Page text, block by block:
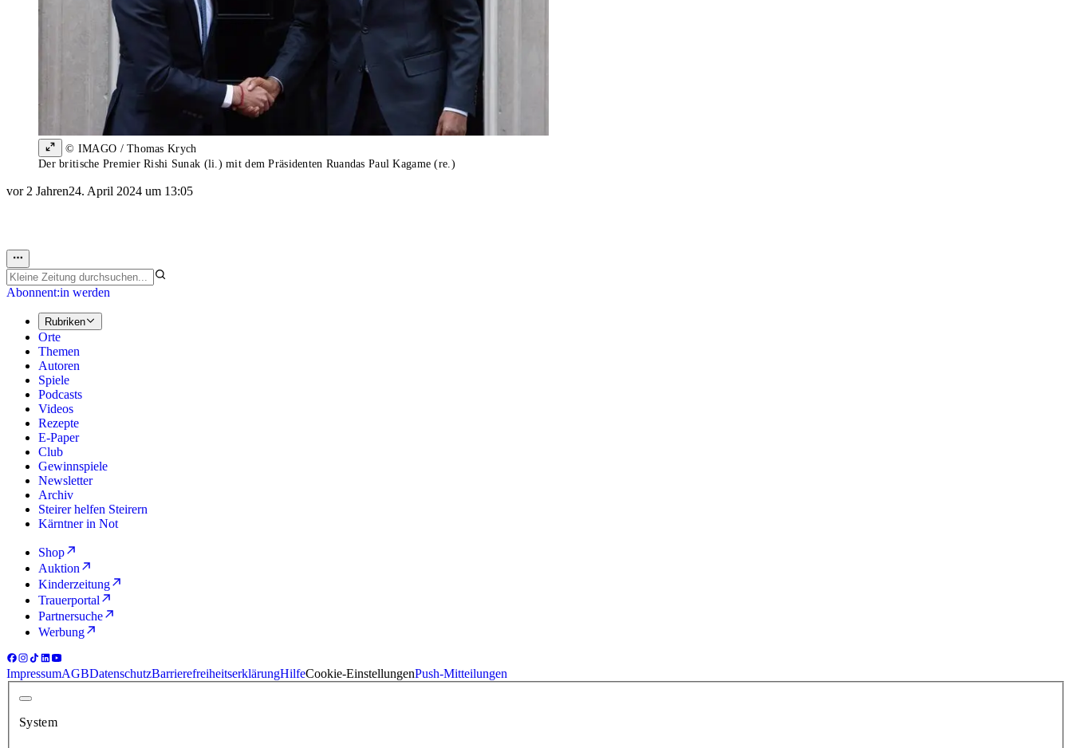
© IMAGO / Thomas Krych
Der britische Premier Rishi Sunak (li.) mit dem Präsidenten Ruandas Paul Kagame (re.)
vor 2 Jahren24. April 2024 um 13:05
Abonnent:in werden
Rubriken
Orte
Themen
Autoren
Spiele
Podcasts
Videos
Rezepte
E-Paper
Club
Gewinnspiele
Newsletter
Archiv
Steirer helfen Steirern
Kärntner in Not
Shop
Auktion
Kinderzeitung
Trauerportal
Partnersuche
Werbung
ImpressumAGBDatenschutzBarrierefreiheitserklärungHilfeCookie-EinstellungenPush-Mitteilungen
System